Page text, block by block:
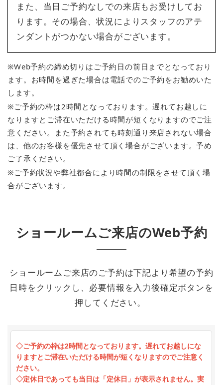
また、当日ご予約なしでの来店もお受けしてお
ります。その場合、状況によりスタッフのアテ
ンダントがつかない場合がございます。
※Web予約の締め切りはご予約日の前日までとなっており
ます。お時間を過ぎた場合は電話でのご予約をお勧めいた
します。
※ご予約の枠は2時間となっております。遅れてお越しに
なりますとご滞在いただける時間が短くなりますのでご注
意ください。また予約されても時刻通り来店されない場合
は、他のお客様を優先させて頂く場合がございます。予め
ご了承ください。
※ご予約状況や弊社都合により時間の制限をさせて頂く場
合がございます。
ショールームご来店のWeb予約
ショールームご来店のご予約は下記より希望の予約
日時をクリックし、必要情報を入力後確定ボタンを
押してください。